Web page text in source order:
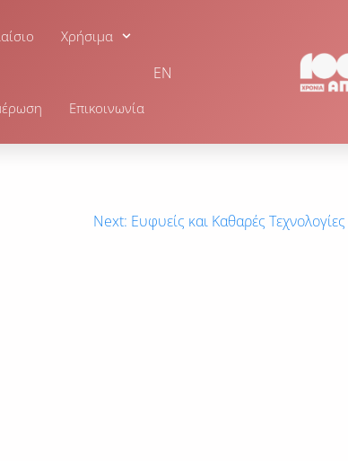
Χρήσιμα
Επικοινωνία
EN
Next: Ευφυείς και Καθαρές